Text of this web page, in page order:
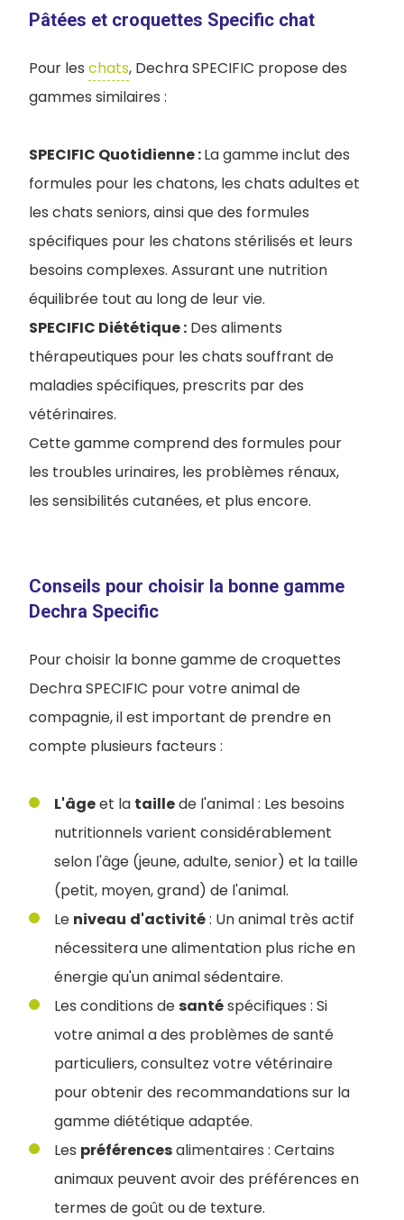
Pâtées et croquettes Specific chat
Pour les chats, Dechra SPECIFIC propose des
gammes similaires :
SPECIFIC Quotidienne :La gamme inclut des
formules pour les chatons, les chats adultes et
les chats seniors, ainsi que des formules
spécifiques pour les chatons stérilisés et leurs
besoins complexes. Assurant une nutrition
équilibrée tout au long de leur vie.
SPECIFIC Diététique : Des aliments
thérapeutiques pour les chats souffrant de
maladies spécifiques, prescrits par des
vétérinaires.
Cette gamme comprend des formules pour
les troubles urinaires, les problèmes rénaux,
les sensibilités cutanées, et plus encore.
Conseils pour choisir la bonne gamme
Dechra Specific
Pour choisir la bonne gamme de croquettes
Dechra SPECIFIC pour votre animal de
compagnie, il est important de prendre en
compte plusieurs facteurs :
L'âgeet la taillede l'animal : Les besoins
nutritionnels varient considérablement
selon l'âge (jeune, adulte, senior) et la taille
(petit, moyen, grand) de l'animal.
Le niveau d'activité: Un animal très actif
nécessitera une alimentation plus riche en
énergie qu'un animal sédentaire.
Les conditions desantéspécifiques : Si
votre animal a des problèmes de santé
particuliers, consultez votre vétérinaire
pour obtenir des recommandations sur la
gamme diététique adaptée.
Les préférencesalimentaires : Certains
animaux peuvent avoir des préférences en
termes de goût ou de texture.